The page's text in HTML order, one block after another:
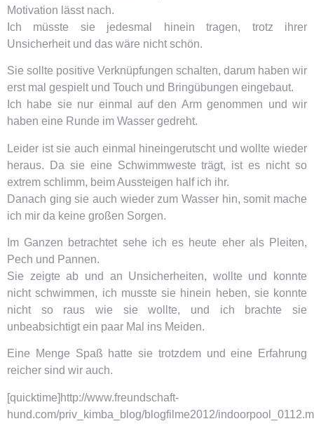
Motivation lässt nach.
Ich müsste sie jedesmal hinein tragen, trotz ihrer
Unsicherheit und das wäre nicht schön.
Sie sollte positive Verknüpfungen schalten, darum haben wir
erst mal gespielt und Touch und Bringübungen eingebaut.
Ich habe sie nur einmal auf den Arm genommen und wir
haben eine Runde im Wasser gedreht.
Leider ist sie auch einmal hineingerutscht und wollte wieder
heraus. Da sie eine Schwimmweste trägt, ist es nicht so
extrem schlimm, beim Aussteigen half ich ihr.
Danach ging sie auch wieder zum Wasser hin, somit mache
ich mir da keine großen Sorgen.
Im Ganzen betrachtet sehe ich es heute eher als Pleiten,
Pech und Pannen.
Sie zeigte ab und an Unsicherheiten, wollte und konnte
nicht schwimmen, ich musste sie hinein heben, sie konnte
nicht so raus wie sie wollte, und ich brachte sie
unbeabsichtigt ein paar Mal ins Meiden.
Eine Menge Spaß hatte sie trotzdem und eine Erfahrung
reicher sind wir auch.
[quicktime]http://www.freundschaft-
hund.com/priv_kimba_blog/blogfilme2012/